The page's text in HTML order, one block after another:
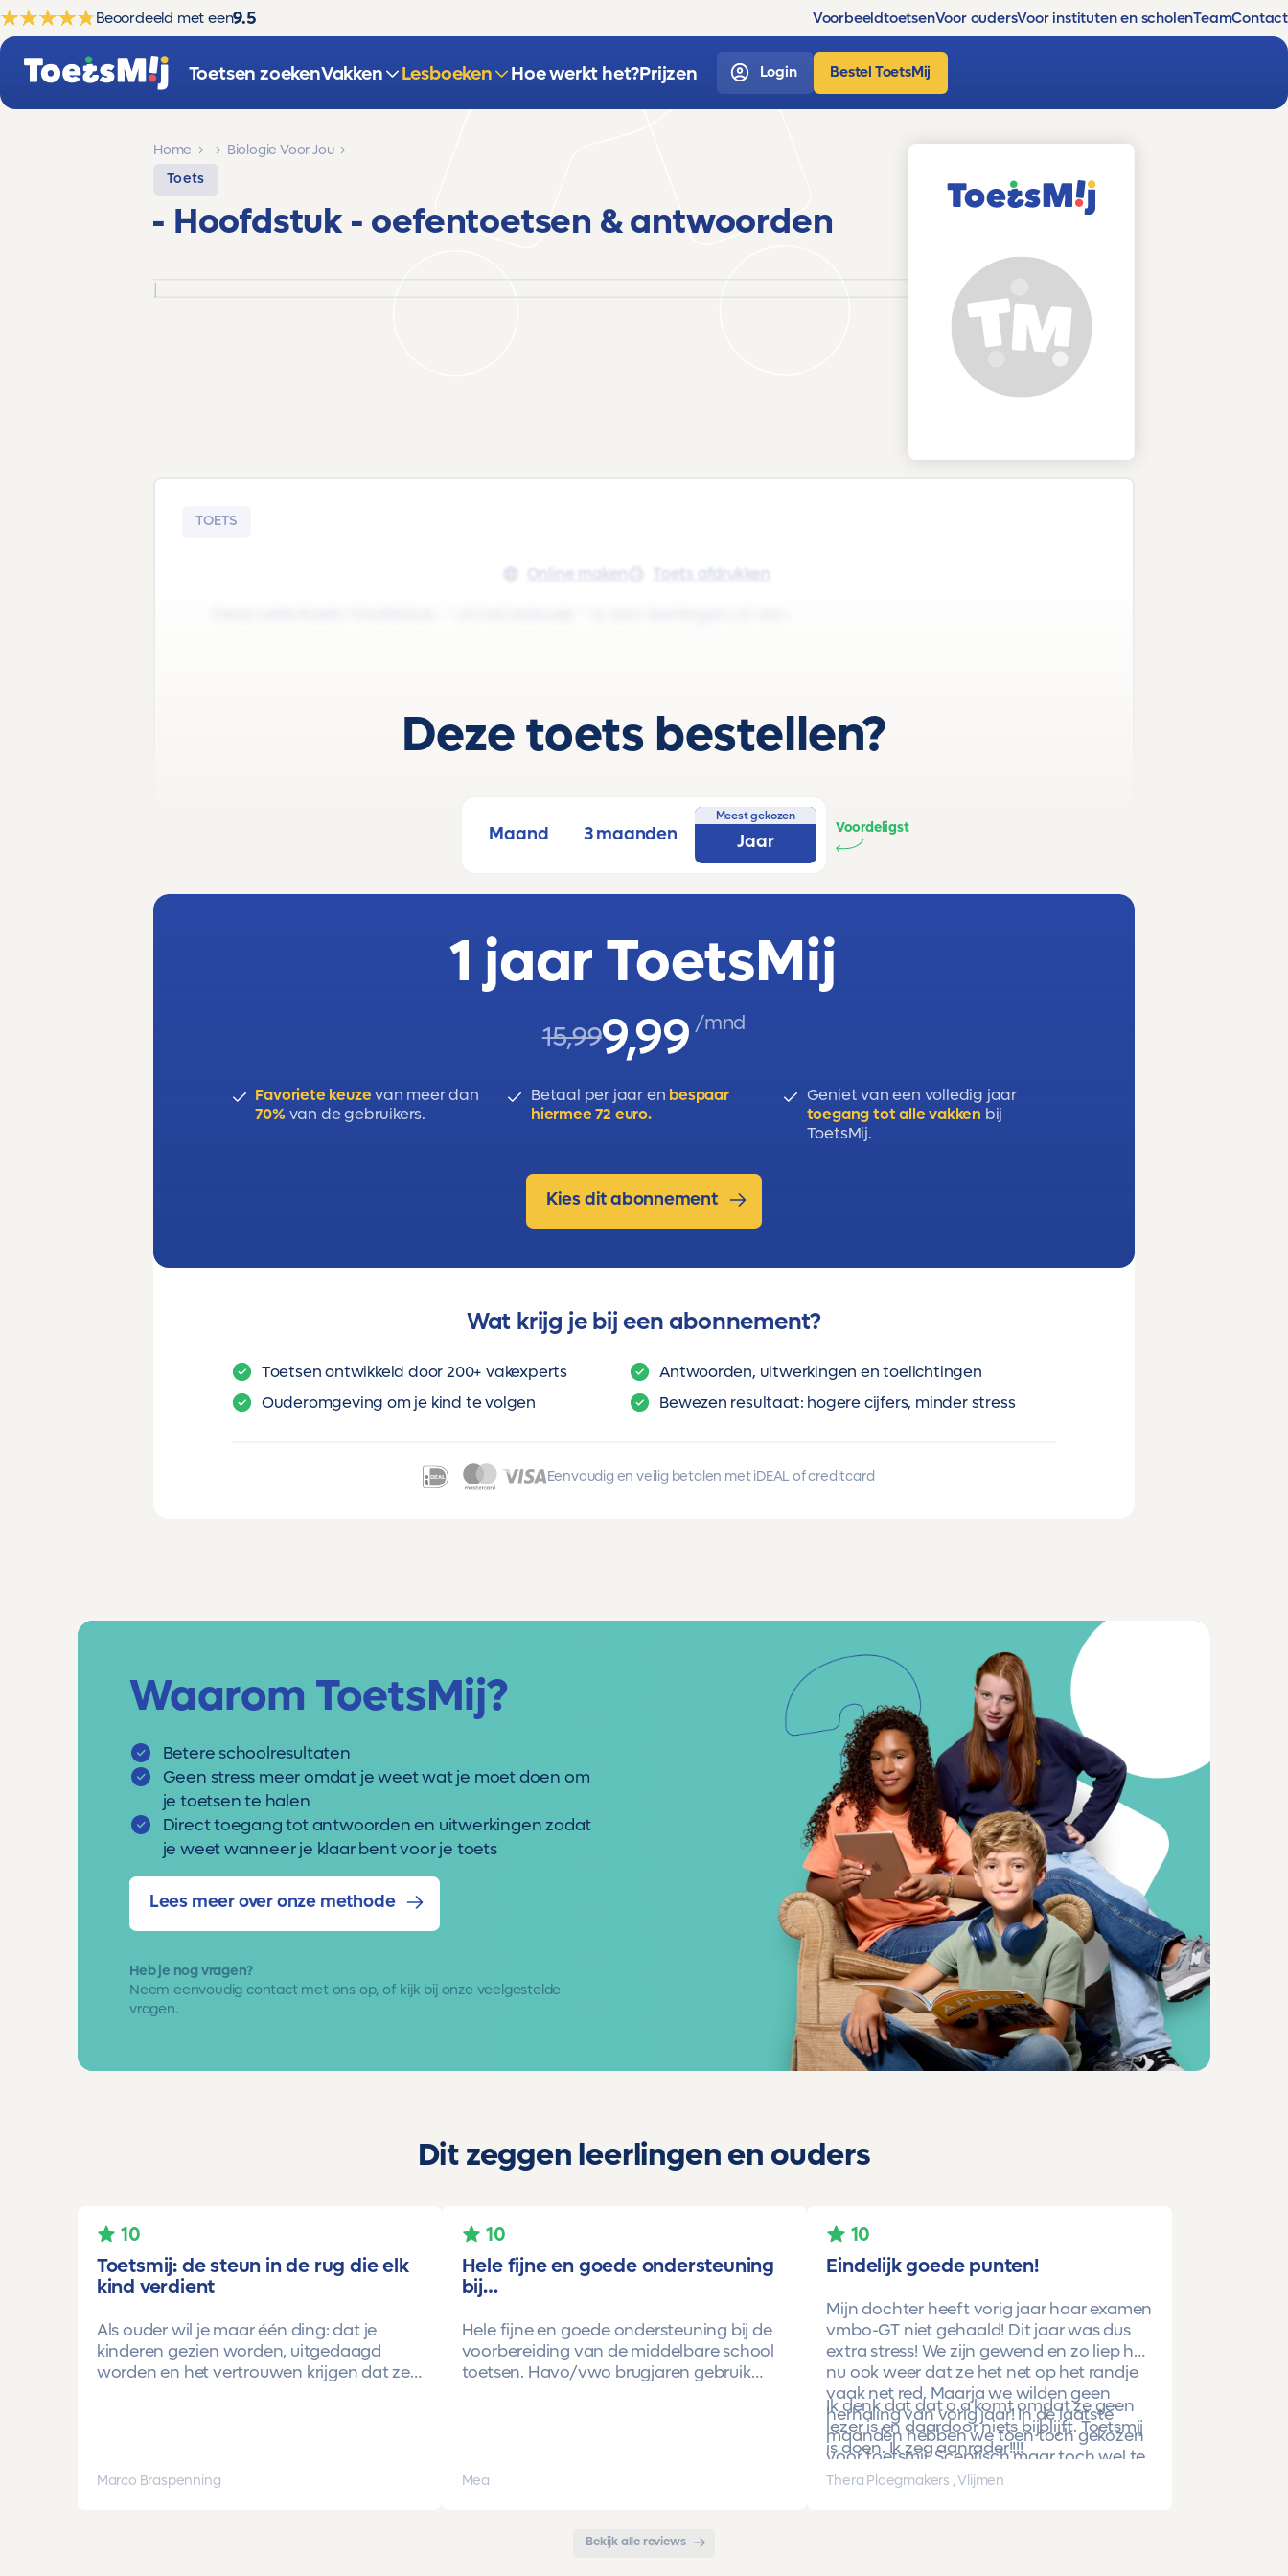
Beoordeeld met een9.5 VoorbeeldtoetsenVoor oudersVoor instituten en scholenTeamContact
Toetsen zoekenVakken Lesboeken Hoe werkt het?Prijzen Login Bestel ToetsMij
Home
Biologie Voor Jou
Toets
- Hoofdstuk - oefentoetsen & antwoorden
|
TOETS
Online maken Toets afdrukken
Deze toets bestellen?
Maand 3 maanden
Meest gekozen
Jaar
Voordeligst
1 jaar ToetsMij
15,999,99 /mnd
Favoriete keuzevan meer dan
70%van de gebruikers.
Betaal per jaar en bespaar
hiermee 72 euro.
Geniet van een volledig jaar
toegang tot alle vakken bij
ToetsMij.
Kies dit abonnement
Wat krijg je bij een abonnement?
Toetsen ontwikkeld door 200+ vakexperts
Antwoorden, uitwerkingen en toelichtingen
Ouderomgeving om je kind te volgen
Bewezen resultaat: hogere cijfers, minder stress
Eenvoudig en veilig betalen met iDEAL of creditcard
Waarom ToetsMij?
Betere schoolresultaten
Geen stress meer omdat je weet wat je moet doen om
je toetsen te halen
Direct toegang tot antwoorden en uitwerkingen zodat
je weet wanneer je klaar bent voor je toets
Lees meer over onze methode
Heb je nog vragen?
Neem eenvoudigcontact met ons op, of kijk bij onze veelgestelde
vragen.
Dit zeggen leerlingen en ouders
10
Toetsmij: de steun in de rug die elk
kind verdient
Als ouder wil je maar één ding: dat je
kinderen gezien worden, uitgedaagd
worden en het vertrouwen krijgen dat ze
Onze oudste dochter begon ooit op
Marco Braspenning
10
Hele fijne en goede ondersteuning
bij…
Hele fijne en goede ondersteuning bij de
voorbereiding van de middelbare school
toetsen. Havo/vwo brugjaren gebruik
opgebouwd. Goede snelle communicatie
Mea
10
Eindelijk goede punten!
Mijn dochter heeft vorig jaar haar examen
vmbo-GT niet gehaald! Dit jaar was dus
extra stress! We zijn gewend en zo liep het
nu ook weer dat ze het net op het randje
vaak net red. Maarja we wilden geen
herhaling van vorig jaar! In de laatste
maanden hebben we toen toch gekozen
voor toetsmij. Sceptisch maar toch wel te
proberen. En nu is ze gewoon geslaagd
Ik denk dat dat o.a komt omdat ze geen
lezer is en daardoor niets bijblijft. Toetsmij
is doen. Ik zeg aanrader!!!!
Thera Ploegmakers , Vlijmen
Bekijk alle reviews